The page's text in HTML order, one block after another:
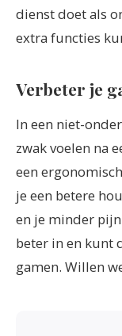
dienst doet als
extra functies
Verbeter je
In een niet-
zwak voelen na
een
je een betere
en je minder
beter in en kunt
gamen. Willen